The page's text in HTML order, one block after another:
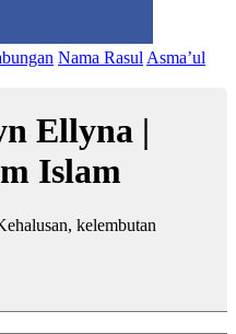
Nama Rasul Asma’ul
Ellyna |
Islam
kelembutan